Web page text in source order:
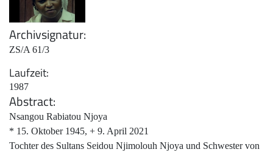
Archivsignatur
ZS/A 61/3
Laufzeit
1987
Abstract
Nsangou Rabiatou Njoya
* 15. Oktober 1945, + 9. April 2021
Tochter des Sultans Seidou Njimolouh Njoya und Schwester von